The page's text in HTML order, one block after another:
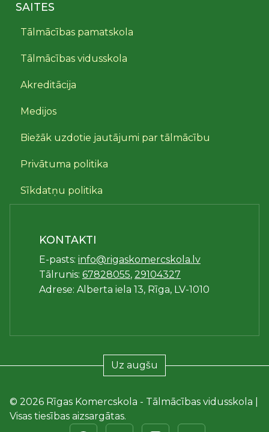
SAITES
Tālmācības pamatskola
Tālmācības vidusskola
Akreditācija
Medijos
Biežāk uzdotie jautājumi par tālmācību
Privātuma politika
Sīkdatņu politika
KONTAKTI
E-pasts: info@rigaskomercskola.lv
Tālrunis: 67828055, 29104327
Adrese: Alberta iela 13, Rīga, LV-1010
Uz augšu
© 2026 Rīgas Komercskola - Tālmācības vidusskola |
Visas tiesības aizsargātas.